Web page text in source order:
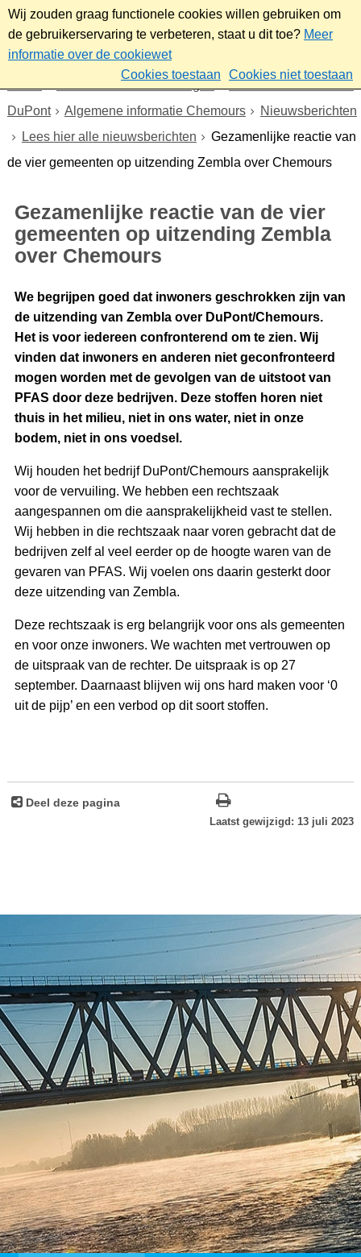
Wij zouden graag functionele cookies willen gebruiken om
de gebruikerservaring te verbeteren, staat u dit toe? Meer
informatie over de cookiewet
Cookies toestaan
Cookies niet toestaan
Nieuws & bekendmakingen
Dossier Chemours en
DuPont
Algemene informatie Chemours
Nieuwsberichten
Lees hier alle nieuwsberichten
Gezamenlijke reactie van
de vier gemeenten op uitzending Zembla over Chemours
Gezamenlijke reactie van de vier
gemeenten op uitzending Zembla
over Chemours
We begrijpen goed dat inwoners geschrokken zijn van
de uitzending van Zembla over DuPont/Chemours.
Het is voor iedereen confronterend om te zien. Wij
vinden dat inwoners en anderen niet geconfronteerd
mogen worden met de gevolgen van de uitstoot van
PFAS door deze bedrijven. Deze stoffen horen niet
thuis in het milieu, niet in ons water, niet in onze
bodem, niet in ons voedsel.
Wij houden het bedrijf DuPont/Chemours aansprakelijk
voor de vervuiling. We hebben een rechtszaak
aangespannen om die aansprakelijkheid vast te stellen.
Wij hebben in die rechtszaak naar voren gebracht dat de
bedrijven zelf al veel eerder op de hoogte waren van de
gevaren van PFAS. Wij voelen ons daarin gesterkt door
deze uitzending van Zembla.
Deze rechtszaak is erg belangrijk voor ons als gemeenten
en voor onze inwoners. We wachten met vertrouwen op
de uitspraak van de rechter. De uitspraak is op 27
september. Daarnaast blijven wij ons hard maken voor ‘0
uit de pijp’ en een verbod op dit soort stoffen.
Deel deze pagina
Laatst gewijzigd: 13 juli 2023